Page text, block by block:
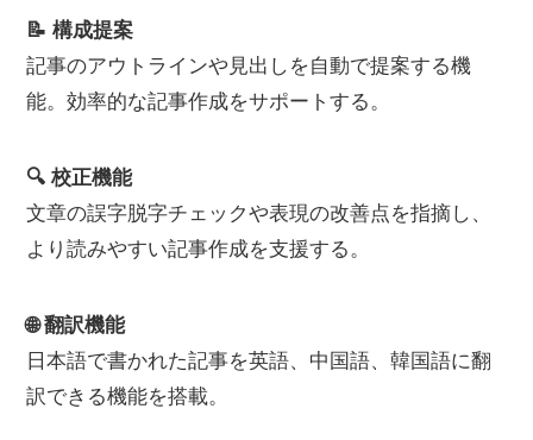
📝 構成提案
記事のアウトラインや見出しを自動で提案する機
能。効率的な記事作成をサポートする。
🔍 校正機能
文章の誤字脱字チェックや表現の改善点を指摘し、
より読みやすい記事作成を支援する。
🌐 翻訳機能
日本語で書かれた記事を英語、中国語、韓国語に翻
訳できる機能を搭載。